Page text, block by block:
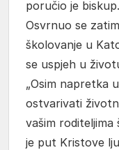
poručio je biskup.
Osvrnuo se
školovanje u
se uspjeh u
„Osim napretka
ostvarivati
vašim
je put Kristove